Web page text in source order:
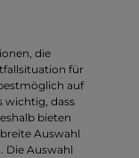
die
für
auf
wichtig, dass
bieten
Auswahl
Die Auswahl